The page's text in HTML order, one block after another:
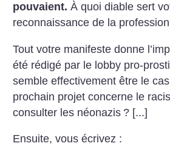
pouvaient. À quoi diable sert
reconnaissance de la profession
Tout votre manifeste donne
été rédigé par le lobby pro-
semble effectivement être le
prochain projet concerne le
consulter les néonazis ? [...]
Ensuite, vous écrivez :